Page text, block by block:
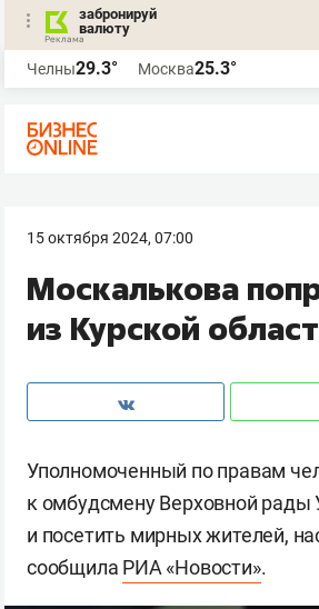
забронируй
валюту
Челны29.3° Москва25.3°
15 октября 2024, 07:00
Москалькова
из Курской
Уполномоченный по правам
к омбудсмену Верховной рады
и посетить мирных жителей,
сообщила РИА «Новости».